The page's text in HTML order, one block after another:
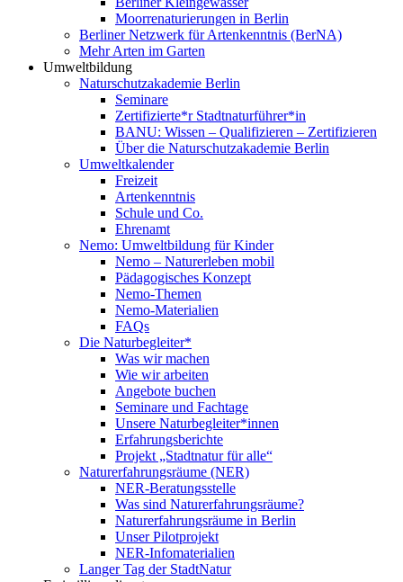
Moorrenaturierungen in Berlin
Berliner Netzwerk für Artenkenntnis (BerNA)
Mehr Arten im Garten
Umweltbildung
Naturschutzakademie Berlin
Seminare
Zertifizierte*r Stadtnaturführer*in
BANU: Wissen – Qualifizieren – Zertifizieren
Über die Naturschutzakademie Berlin
Umweltkalender
Freizeit
Artenkenntnis
Schule und Co.
Ehrenamt
Nemo: Umweltbildung für Kinder
Nemo – Naturerleben mobil
Pädagogisches Konzept
Nemo-Themen
Nemo-Materialien
FAQs
Die Naturbegleiter*
Was wir machen
Wie wir arbeiten
Angebote buchen
Seminare und Fachtage
Unsere Naturbegleiter*innen
Erfahrungsberichte
Projekt „Stadtnatur für alle“
Naturerfahrungsräume (NER)
NER-Beratungsstelle
Was sind Naturerfahrungsräume?
Naturerfahrungsräume in Berlin
Unser Pilotprojekt
NER-Infomaterialien
Langer Tag der StadtNatur